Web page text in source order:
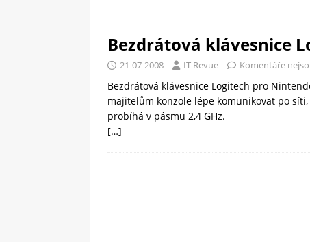
Bezdrátová klávesnice
21-07-2008 IT Revue Komentáře
Bezdrátová klávesnice Logitech pro
majitelům konzole lépe komunikovat po
probíhá v pásmu 2,4 GHz.
[…]